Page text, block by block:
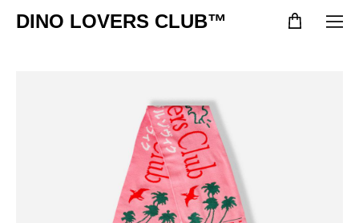
DINO LOVERS CLUB™